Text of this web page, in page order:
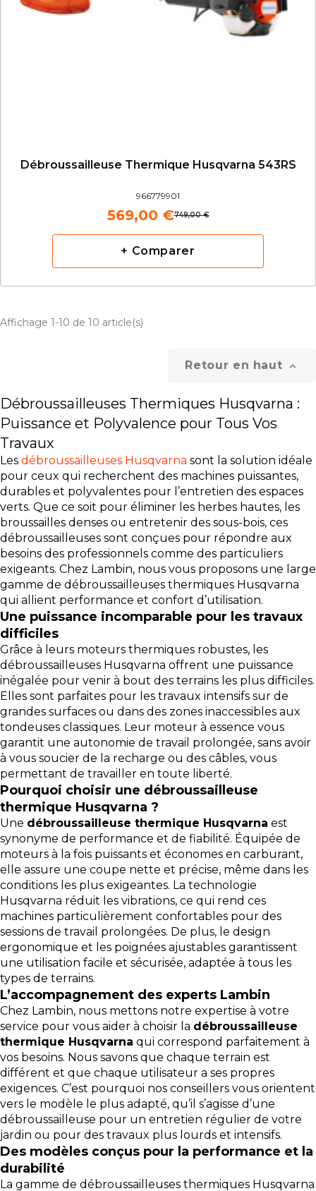
Débroussailleuse Thermique Husqvarna 543RS
966779901
749,00 €
569,00 €
+ Comparer
Affichage 1-10 de 10 article(s)
Retour en haut 
Débroussailleuses Thermiques Husqvarna :
Puissance et Polyvalence pour Tous Vos
Travaux
Les débroussailleuses Husqvarna sont la solution idéale
pour ceux qui recherchent des machines puissantes,
durables et polyvalentes pour l’entretien des espaces
verts. Que ce soit pour éliminer les herbes hautes, les
broussailles denses ou entretenir des sous-bois, ces
débroussailleuses sont conçues pour répondre aux
besoins des professionnels comme des particuliers
exigeants. Chez Lambin, nous vous proposons une large
gamme de débroussailleuses thermiques Husqvarna
qui allient performance et confort d’utilisation.
Une puissance incomparable pour les travaux
difficiles
Grâce à leurs moteurs thermiques robustes, les
débroussailleuses Husqvarna offrent une puissance
inégalée pour venir à bout des terrains les plus difficiles.
Elles sont parfaites pour les travaux intensifs sur de
grandes surfaces ou dans des zones inaccessibles aux
tondeuses classiques. Leur moteur à essence vous
garantit une autonomie de travail prolongée, sans avoir
à vous soucier de la recharge ou des câbles, vous
permettant de travailler en toute liberté.
Pourquoi choisir une débroussailleuse
thermique Husqvarna ?
Une débroussailleuse thermique Husqvarna est
synonyme de performance et de fiabilité. Équipée de
moteurs à la fois puissants et économes en carburant,
elle assure une coupe nette et précise, même dans les
conditions les plus exigeantes. La technologie
Husqvarna réduit les vibrations, ce qui rend ces
machines particulièrement confortables pour des
sessions de travail prolongées. De plus, le design
ergonomique et les poignées ajustables garantissent
une utilisation facile et sécurisée, adaptée à tous les
types de terrains.
L’accompagnement des experts Lambin
Chez Lambin, nous mettons notre expertise à votre
service pour vous aider à choisir la débroussailleuse
thermique Husqvarna qui correspond parfaitement à
vos besoins. Nous savons que chaque terrain est
différent et que chaque utilisateur a ses propres
exigences. C’est pourquoi nos conseillers vous orientent
vers le modèle le plus adapté, qu’il s’agisse d’une
débroussailleuse pour un entretien régulier de votre
jardin ou pour des travaux plus lourds et intensifs.
Des modèles conçus pour la performance et la
durabilité
La gamme de débroussailleuses thermiques Husqvarna